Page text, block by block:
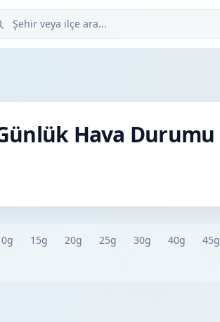
veya ilçe ara
Hava Durumu
15g 20g 25g 30g 40g 45g